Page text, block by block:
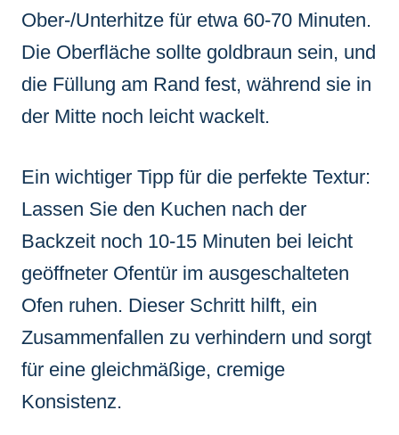
Ober-/Unterhitze für etwa 60-70 Minuten.
Die Oberfläche sollte goldbraun sein, und
die Füllung am Rand fest, während sie in
der Mitte noch leicht wackelt.
Ein wichtiger Tipp für die perfekte Textur:
Lassen Sie den Kuchen nach der
Backzeit noch 10-15 Minuten bei leicht
geöffneter Ofentür im ausgeschalteten
Ofen ruhen. Dieser Schritt hilft, ein
Zusammenfallen zu verhindern und sorgt
für eine gleichmäßige, cremige
Konsistenz.